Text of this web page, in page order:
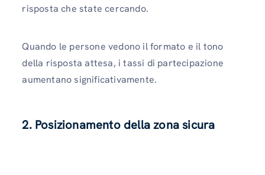
risposta che state cercando.
Quando le persone vedono il formato e il tono
della risposta attesa, i tassi di partecipazione
aumentano significativamente.
2. Posizionamento della zona sicura